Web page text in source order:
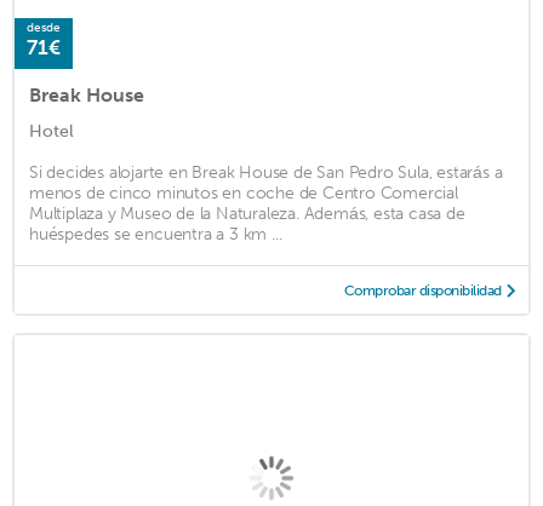
desde
71€
Break House
Hotel
Si decides alojarte en Break House de San Pedro Sula, estarás a
menos de cinco minutos en coche de Centro Comercial
Multiplaza y Museo de la Naturaleza. Además, esta casa de
huéspedes se encuentra a 3 km ...
Comprobar disponibilidad